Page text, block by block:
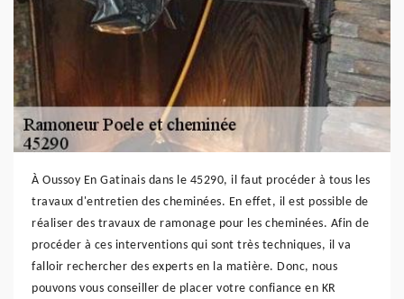
À Oussoy En Gatinais dans le 45290, il faut procéder à tous les
travaux d'entretien des cheminées. En effet, il est possible de
réaliser des travaux de ramonage pour les cheminées. Afin de
procéder à ces interventions qui sont très techniques, il va
falloir rechercher des experts en la matière. Donc, nous
pouvons vous conseiller de placer votre confiance en KR